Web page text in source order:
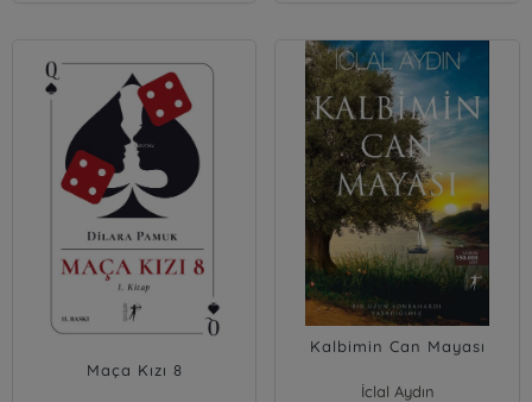
Maça Kızı 8
Kalbimin Can Mayası
İclal Aydın